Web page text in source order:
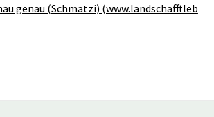
genau (Schmatzi) (www.landschafftleb